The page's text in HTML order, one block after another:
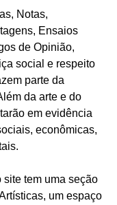
Notas,
Ensaios
de Opinião,
social e respeito
parte da
da arte e do
em evidência
econômicas,
site tem uma seção
um espaço